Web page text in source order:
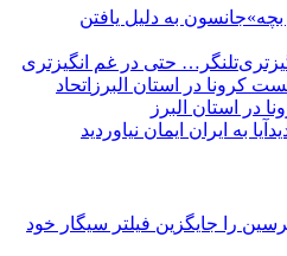
به دلیل یافتن
تلنگر… حتی در غم انگیزتری
اتحاد
در استان البرز
آیا به ایران ایمان نیاوردید